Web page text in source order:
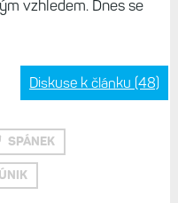
regeneračních metrik.
nevyžaduje Connect+
kalorií do Connect+. Co
využít?
designem příliš
předmětem
podnikl kroky proti